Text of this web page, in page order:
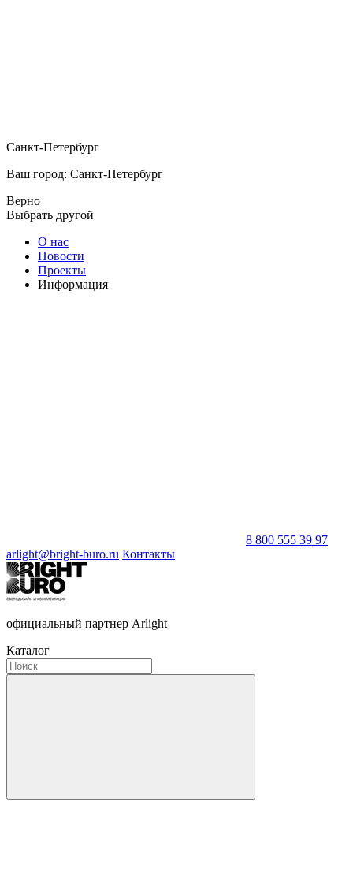
Санкт-Петербург
Ваш город: Санкт-Петербург
Верно
Выбрать другой
О нас
Новости
Проекты
Информация
8 800 555 39 97
arlight@bright-buro.ru Контакты
официальный партнер Arlight
Каталог